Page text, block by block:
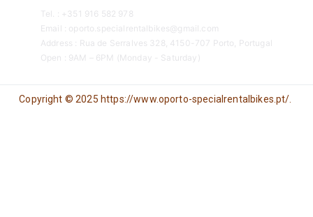
Tel. : +351 916 582 978
Email : oporto.specialrentalbikes@gmail.com
Address : Rua de Serralves 328, 4150-707 Porto, Portugal
Open : 9AM – 6PM (Monday - Saturday)
Copyright © 2025 https://www.oporto-specialrentalbikes.pt/.